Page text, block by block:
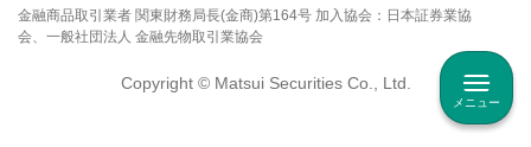
メニュー
金融商品取引業者 関東財務局長(金商)第164号 加入協会：日本証券業協
会、一般社団法人 金融先物取引業協会
Copyright © Matsui Securities Co., Ltd.